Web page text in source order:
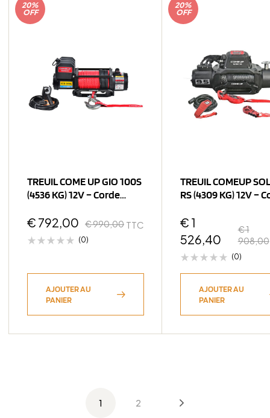
20%
OFF
TREUIL COME UP GIO 100S
(4536 KG) 12V – Corde
€990,00
€ 792,00 TTC
(0)
AJOUTER AU
PANIER
20%
OFF
TREUIL COMEUP
RS (4309 KG) 12V –
€1
908,00
€ 1
526,40
(0)
AJOUTER AU
PANIER
1 2